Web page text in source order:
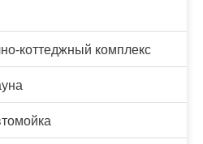
коттеджный комплекс